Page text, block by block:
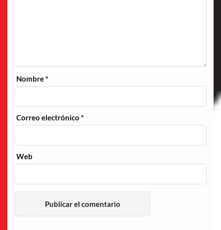
Nombre*
Correo electrónico*
Web